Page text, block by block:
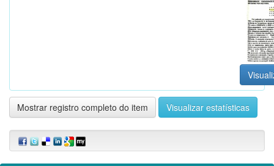
Mostrar registro completo do item Visualizar estatísticas